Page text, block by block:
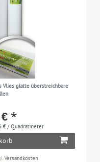
Vlies glatte überstreichbare
*
€ / Quadratmeter
Versandkosten